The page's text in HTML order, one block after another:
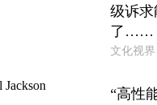
级诉
了……
文化视界
“高性